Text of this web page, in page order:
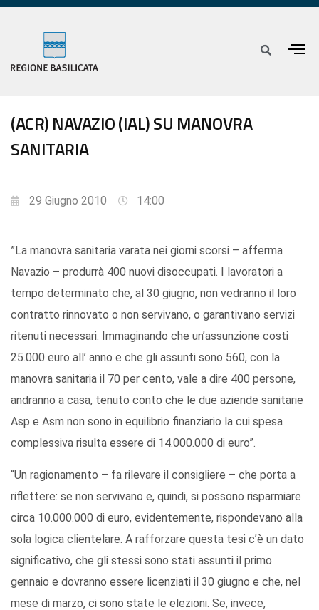
(ACR) NAVAZIO (IAL) SU MANOVRA
SANITARIA
29 Giugno 2010 14:00
”La manovra sanitaria varata nei giorni scorsi – afferma
Navazio – produrrà 400 nuovi disoccupati. I lavoratori a
tempo determinato che, al 30 giugno, non vedranno il loro
contratto rinnovato o non servivano, o garantivano servizi
ritenuti necessari. Immaginando che un’assunzione costi
25.000 euro all’ anno e che gli assunti sono 560, con la
manovra sanitaria il 70 per cento, vale a dire 400 persone,
andranno a casa, tenuto conto che le due aziende sanitarie
Asp e Asm non sono in equilibrio finanziario la cui spesa
complessiva risulta essere di 14.000.000 di euro”.
“Un ragionamento – fa rilevare il consigliere – che porta a
riflettere: se non servivano e, quindi, si possono risparmiare
circa 10.000.000 di euro, evidentemente, rispondevano alla
sola logica clientelare. A rafforzare questa tesi c’è un dato
significativo, che gli stessi sono stati assunti il primo
gennaio e dovranno essere licenziati il 30 giugno e che, nel
mese di marzo, ci sono state le elezioni. Se, invece,